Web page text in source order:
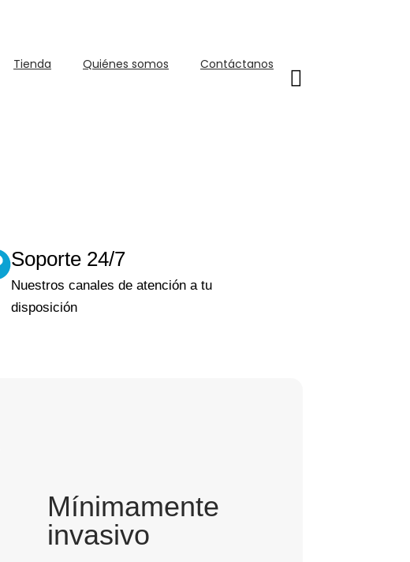
Tienda Quiénes somos Contáctanos
Soporte 24/7
Nuestros canales de atención a tu
disposición
Mínimamente
invasivo